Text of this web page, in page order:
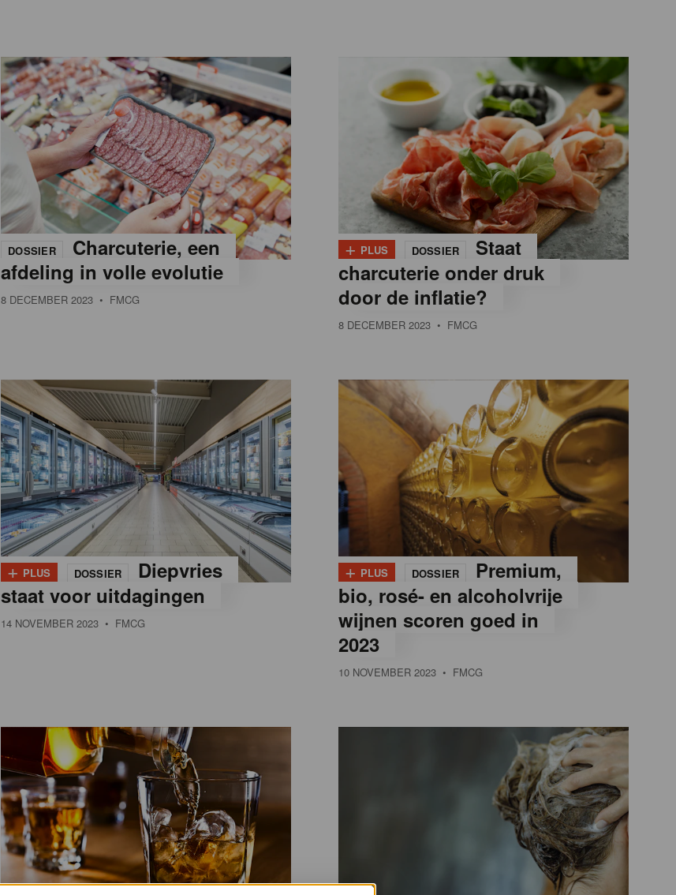
DOSSIER
Charcuterie, een
afdeling in volle evolutie
8 DECEMBER 2023 • FMCG
+ PLUS DOSSIER
Staat
charcuterie onder druk
door de inflatie?
8 DECEMBER 2023 • FMCG
+ PLUS DOSSIER
Diepvries
staat voor uitdagingen
14 NOVEMBER 2023 • FMCG
+ PLUS DOSSIER
Premium,
bio, rosé- en alcoholvrije
wijnen scoren goed in
2023
10 NOVEMBER 2023 • FMCG